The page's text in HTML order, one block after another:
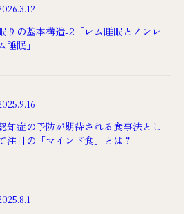
りの基本構造-2「レム睡眠とノンレ
睡眠」
知症の予防が期待される食事法とし
注目の「マインド食」とは？